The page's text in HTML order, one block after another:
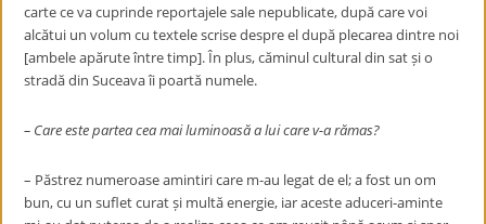
carte ce va cuprinde reportajele sale nepublicate, după care voi
alcătui un volum cu textele scrise despre el după plecarea dintre noi
[ambele apărute între timp]. În plus, căminul cultural din sat și o
stradă din Suceava îi poartă numele.
– Care este partea cea mai luminoasă a lui care v-a rămas?
– Păstrez numeroase amintiri care m-au legat de el; a fost un om
bun, cu un suflet curat și multă energie, iar aceste aduceri-aminte